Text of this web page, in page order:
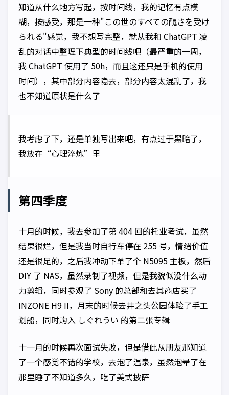
知道从什么地方写起，按时间线，我的记忆有点模
糊，按感受，那是一种"この世のすべての醜さを受け
られる"感觉，我不想写完整，就从我和 ChatGPT 凌
乱的对话中整理下典型的时间线吧（最严重的一周，
我 ChatGPT 使用了 50h，而且这还只是手机的使用
时间），其中部分内容隐去，部分内容太混乱了，我
也不知道原状是什么了
我考虑了下，还是单独写出来吧，有点过于黑暗了，
我放在“心理淬炼”里
第四季度
十月的时候，我去参加了第 404 回的托业考试，虽然
结果很烂，但是我当时自行车停在 255 号，情绪价值
还是很足的，之后我冲动下单了个 N5095 主板，然后
DIY 了 NAS，虽然录制了视频，但是我貌似没什么动
力剪辑，同时参观了 Sony 的总部和去其商店买了
INZONE H9 II，月末的时候去井之头公园体验了手工
划船，同时购入 しぐれうい 的第二张专辑
十一月的时候再次面试失败，但是借此从朋友那知道
了一个感觉不错的学校，去泡了温泉，虽然泡晕了在
那里睡了不知道多久，吃了美式披萨